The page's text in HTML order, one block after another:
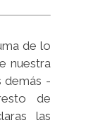
de lo
nuestra
demás -
de
las